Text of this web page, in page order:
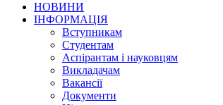
НОВИНИ
ІНФОРМАЦІЯ
Вступникам
Студентам
Аспірантам і науковцям
Викладачам
Вакансії
Документи